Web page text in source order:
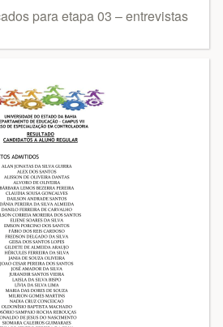
para etapa 03 – entrevistas